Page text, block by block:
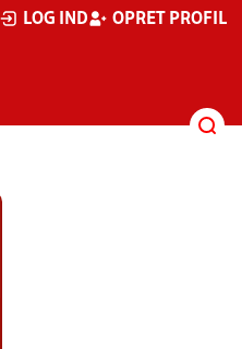
LOG IND OPRET PROFIL